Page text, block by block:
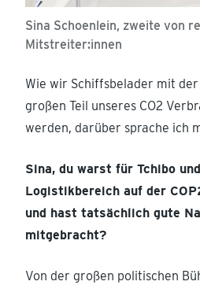
Sina Schoenlein, zweite von
Mitstreiter:innen
Wie wir Schiffsbelader mit
großen Teil unseres CO2
werden, darüber sprache ich
Sina, du warst für Tchibo
Logistikbereich auf der
und hast tatsächlich gute
mitgebracht?
Von der großen politischen